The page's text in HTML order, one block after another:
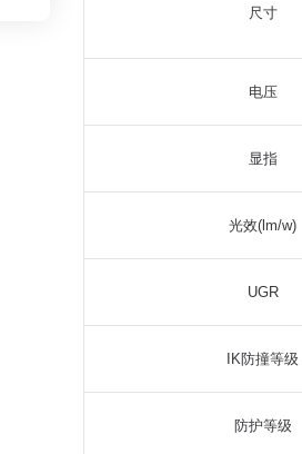
尺寸
电压
显指
光效(lm/w)
UGR
IK防撞等级
防护等级